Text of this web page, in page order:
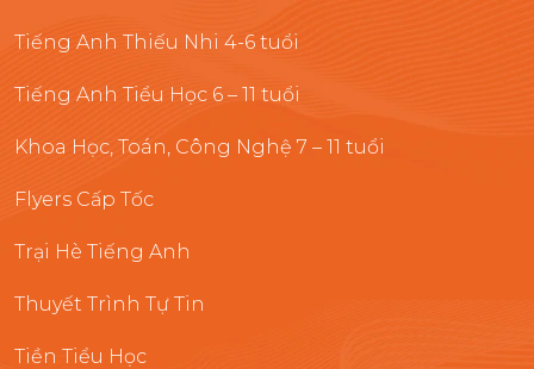
Tiếng Anh Thiếu Nhi 4-6 tuổi
Tiếng Anh Tiểu Học 6 – 11 tuổi
Khoa Học, Toán, Công Nghệ 7 – 11 tuổi
Flyers Cấp Tốc
Trại Hè Tiếng Anh
Thuyết Trình Tự Tin
Tiền Tiểu Học